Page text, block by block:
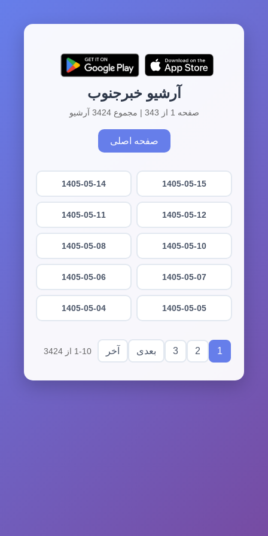
آرشیو خبرجنوب
صفحه 1 از 343 | مجموع 3424 آرشیو
صفحه اصلی
1405-05-15
1405-05-14
1405-05-12
1405-05-11
1405-05-10
1405-05-08
1405-05-07
1405-05-06
1405-05-05
1405-05-04
1
2
3 بعدی آخر 1-10 از 3424